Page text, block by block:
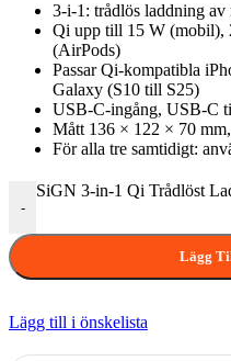
3-i-1: trådlös laddning
Qi upp till 15 W (mobil),
(AirPods)
Passar Qi-kompatibla
Galaxy (S10 till S25)
USB-C-ingång, USB-C
Mått 136 × 122 × 70
För alla tre samtidigt:
-
SiGN 3-in-1 Qi Trådlöst
Lägg
Lägg till i önskelista